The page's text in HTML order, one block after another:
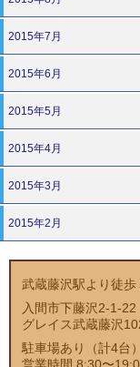
2015年7月
2015年6月
2015年5月
2015年4月
2015年3月
2015年2月
武蔵藤沢駅より徒歩
入間市下藤沢2-1-22
グレイス武蔵藤沢
駐車場あり（計4台）